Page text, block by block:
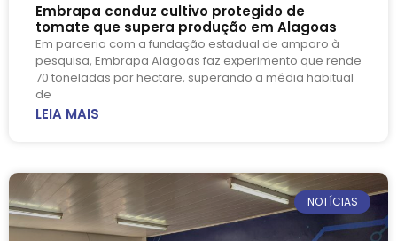
Embrapa conduz cultivo protegido de
tomate que supera produção em Alagoas
Em parceria com a fundação estadual de amparo à
pesquisa, Embrapa Alagoas faz experimento que rende
70 toneladas por hectare, superando a média habitual
de
LEIA MAIS
NOTÍCIAS